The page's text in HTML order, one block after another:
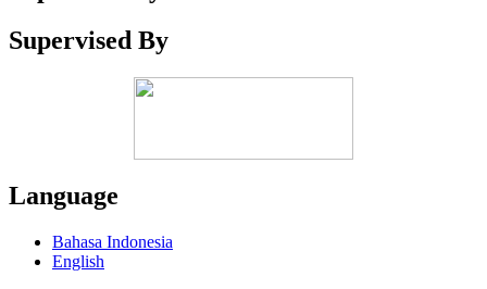
Supervised By
Language
Bahasa Indonesia
English